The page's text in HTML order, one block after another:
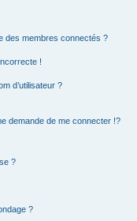
des membres connectés ?
!
d’utilisateur ?
demande de me connecter !?
?
?